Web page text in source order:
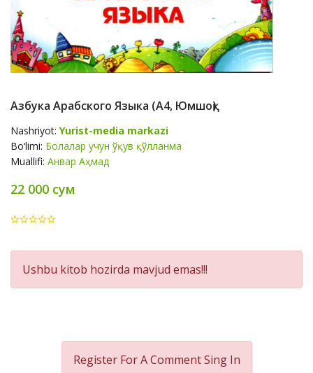
Азбука Арабского Языка (А4, Юмшоқ)
Nashriyot: Yurist-media markazi
Bo‘limi: Болалар учун ўқув қўлланма
Muallifi: Анвар Аҳмад
22 000 сум
Product
Summery
Ushbu kitob hozirda mavjud emas!!!
Register For A CommentSing In